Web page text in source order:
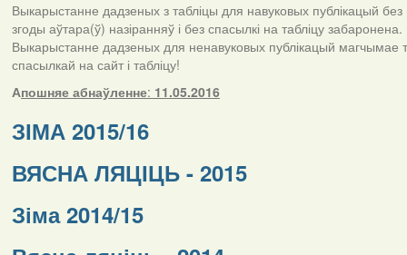
Выкарыстанне дадзеных з табліцы для навуковых публікацый без
згоды аўтара(ў) назіранняў і без спасылкі на табліцу забаронена.
Выкарыстанне дадзеных для ненавуковых публікацый магчымае
спасылкай на сайт і табліцу!
Апошняе абнаўленне: 11.05.2016
ЗІМА 2015/16
ВЯСНА ЛЯЦІЦЬ - 2015
Зіма 2014/15